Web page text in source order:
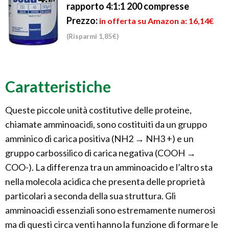
rapporto 4:1:1 200 compresse
Prezzo: in offerta su Amazon a: 16,14€
(Risparmi 1,85€)
Caratteristiche
Queste piccole unità costitutive delle proteine,
chiamate amminoacidi, sono costituiti da un gruppo
amminico di carica positiva (NH2 → NH3 +) e un
gruppo carbossilico di carica negativa (COOH →
COO-). La differenza tra un amminoacido e l’altro sta
nella molecola acidica che presenta delle proprietà
particolari a seconda della sua struttura. Gli
amminoacidi essenziali sono estremamente numerosi
ma di questi circa venti hanno la funzione di formare le